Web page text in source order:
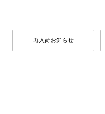
再入荷お知らせ